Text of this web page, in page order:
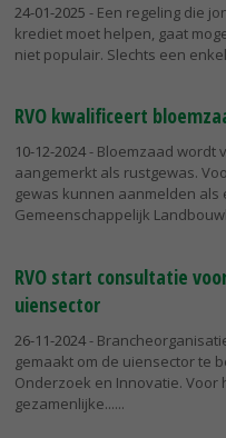
24-01-2025 - Een regeling die
krediet moet helpen, gaat
niet populair. Slechts een
RVO kwalificeert
10-12-2024- Bloemzaad wordt
aangemerkt als rustgewas.
gewas kunnen aanmelden als
Gemeenschappelijk
RVO start consultatie
uiensector
26-11-2024-
gemaakt om de uiensector te
Onderzoek en Innovatie.
gezamenlijke...